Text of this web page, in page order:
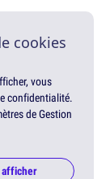
cookies
vous
confidentialité.
de Gestion
afficher